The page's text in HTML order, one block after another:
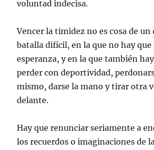
voluntad indecisa.
Vencer la timidez no es cosa de un
batalla difícil, en la que no hay que
esperanza, y en la que también
perder con deportividad,
mismo, darse la mano y tirar otra
delante.
Hay que renunciar seriamente a
los recuerdos o imaginaciones de